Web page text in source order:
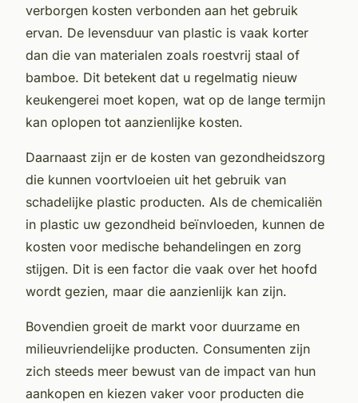
verborgen kosten verbonden aan het gebruik
ervan. De levensduur van plastic is vaak korter
dan die van materialen zoals roestvrij staal of
bamboe. Dit betekent dat u regelmatig nieuw
keukengerei moet kopen, wat op de lange termijn
kan oplopen tot aanzienlijke kosten.
Daarnaast zijn er de kosten van gezondheidszorg
die kunnen voortvloeien uit het gebruik van
schadelijke plastic producten. Als de chemicaliën
in plastic uw gezondheid beïnvloeden, kunnen de
kosten voor medische behandelingen en zorg
stijgen. Dit is een factor die vaak over het hoofd
wordt gezien, maar die aanzienlijk kan zijn.
Bovendien groeit de markt voor duurzame en
milieuvriendelijke producten. Consumenten zijn
zich steeds meer bewust van de impact van hun
aankopen en kiezen vaker voor producten die